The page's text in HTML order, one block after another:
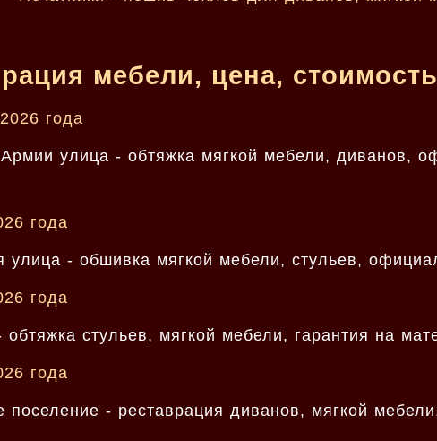
мебели, цена,
года
Армии улица - обтяжка мягкой мебели, диванов,
года
улица - обшивка мягкой мебели, стульев,
года
обтяжка стульев, мягкой мебели, гарантия на
года
поселение - реставрация диванов, мягкой